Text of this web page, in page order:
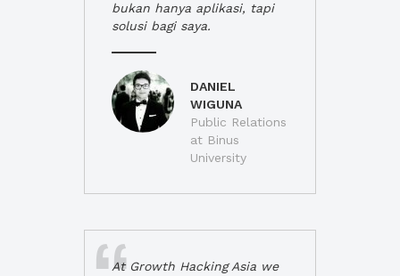
bukan hanya aplikasi, tapi
solusi bagi saya.
DANIEL
WIGUNA
Public Relations
at Binus
University
At Growth Hacking Asia we